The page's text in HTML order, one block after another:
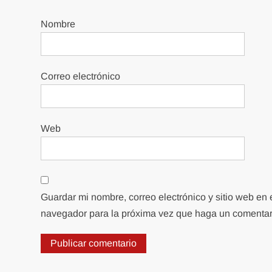
Nombre
Correo electrónico
Web
Guardar mi nombre, correo electrónico y sitio web en
navegador para la próxima vez que haga un